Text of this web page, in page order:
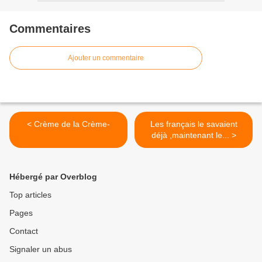
Commentaires
Ajouter un commentaire
< Crème de la Crème-
Les français le savaient
déjà ,maintenant le... >
Hébergé par Overblog
Top articles
Pages
Contact
Signaler un abus